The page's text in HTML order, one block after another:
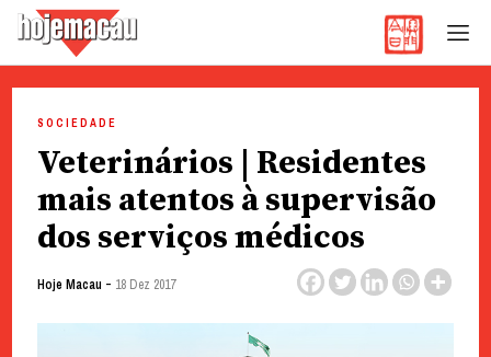
content
SOCIEDADE
Veterinários | Residentes
mais atentos à supervisão
dos serviços médicos
Hoje Macau - 18 Dez 2017